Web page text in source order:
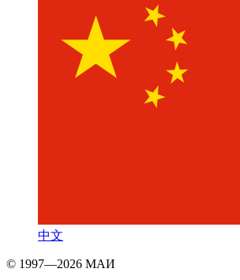
中文
© 1997—2026 МАИ